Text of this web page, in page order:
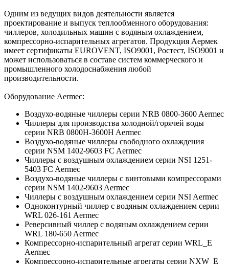
Одним из ведущих видов деятельности является
проектирование и выпуск теплообменного оборудования:
чиллеров, холодильных машин с водяным охлаждением,
компрессорно-испарительных агрегатов. Продукция Аермек
имеет сертификаты EUROVENT, ISO9001, Ростест, ISO9001 и
может использоваться в составе систем коммерческого и
промышленного холодоснабжения любой
производительности.
Оборудование Aermec:
Воздухо-водяные чиллеры серии NRB 0800-3600 Aermec
Чиллеры для производства холодной/горячей воды
серии NRB 0800H-3600H Aermec
Воздухо-водяные чиллеры свободного охлаждения
серии NSM 1402-9603 FC Aermec
Чиллеры с воздушным охлаждением серии NSI 1251-
5403 FC Aermec
Воздухо-водяные чиллеры с винтовыми компрессорами
серии NSM 1402-9603 Aermec
Чиллеры с воздушным охлаждением серии NSI Aermec
Одноконтурный чиллер с водяным охлаждением серии
WRL 026-161 Aermec
Реверсивный чиллер с водяным охлаждением серии
WRL 180-650 Aermec
Компрессорно-испарительный агрегат серии WRL_E
Aermec
Компрессорно-испарительные агрегаты серии NXW_E